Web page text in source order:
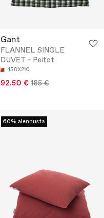
Gant
FLANNEL SINGLE
DUVET - Peitot
150X210
92.50 € 185 €
60% alennusta